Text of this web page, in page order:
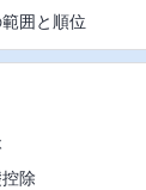
囲と順位
除